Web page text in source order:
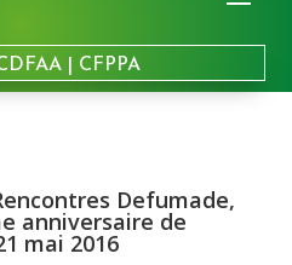
| CFPPA
Defumade,
anniversaire de
mai 2016